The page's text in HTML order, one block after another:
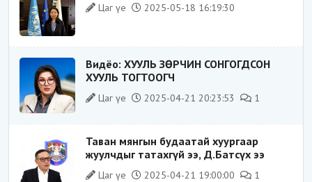
Цаг үе 2025-05-18 16:19:30
Видёо: ХУУЛЬ ЗӨРЧИН СОНГОГДСОН
ХУУЛЬ ТОГТООГЧ
Цаг үе 2025-04-21 20:23:53 1
Таван мянгын будаатай хуургаар
жуулчдыг татахгүй ээ, Д.Батсүх ээ
Цаг үе 2025-04-21 19:00:00 1